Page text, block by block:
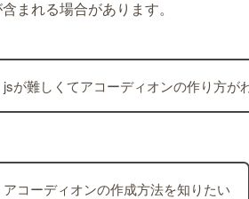
まれる場合があります。
jsが難しくてアコーディオンの作り方が
アコーディオンの作成方法を知りたい